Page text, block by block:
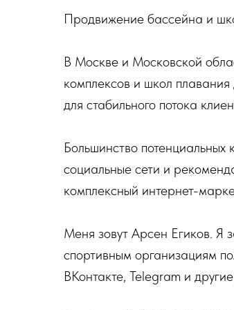
Продвижение бассейна и
В Москве и Московской
комплексов и школ плавания
для стабильного потока
Большинство
социальные сети и
комплексный интернет-
Меня зовут Арсен Егиков. Я
спортивным организациям
ВКонтакте, Telegram и